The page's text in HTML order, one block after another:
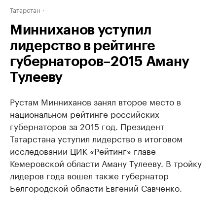
Татарстан
Минниханов уступил
лидерство в рейтинге
губернаторов–2015 Аману
Тулееву
Рустам Минниханов занял второе место в
национальном рейтинге российских
губернаторов за 2015 год. Президент
Татарстана уступил лидерство в итоговом
исследовании ЦИК «Рейтинг» главе
Кемеровской области Аману Тулееву. В тройку
лидеров года вошел также губернатор
Белгородской области Евгений Савченко.